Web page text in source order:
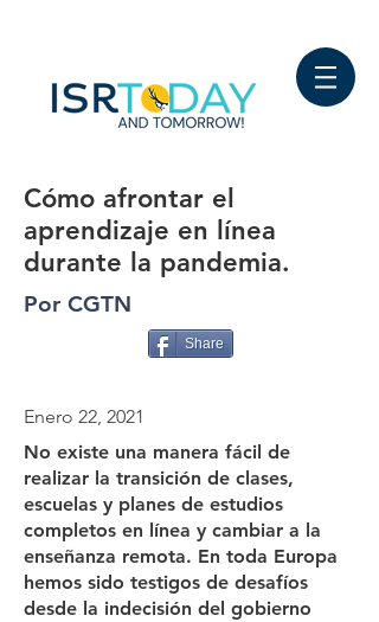
Cómo afrontar el
aprendizaje en línea
durante la pandemia.
Por CGTN
Share
Enero 22, 2021
No existe una manera fácil de
realizar la transición de clases,
escuelas y planes de estudios
completos en línea y cambiar a la
enseñanza remota. En toda Europa
hemos sido testigos de desafíos
desde la indecisión del gobierno